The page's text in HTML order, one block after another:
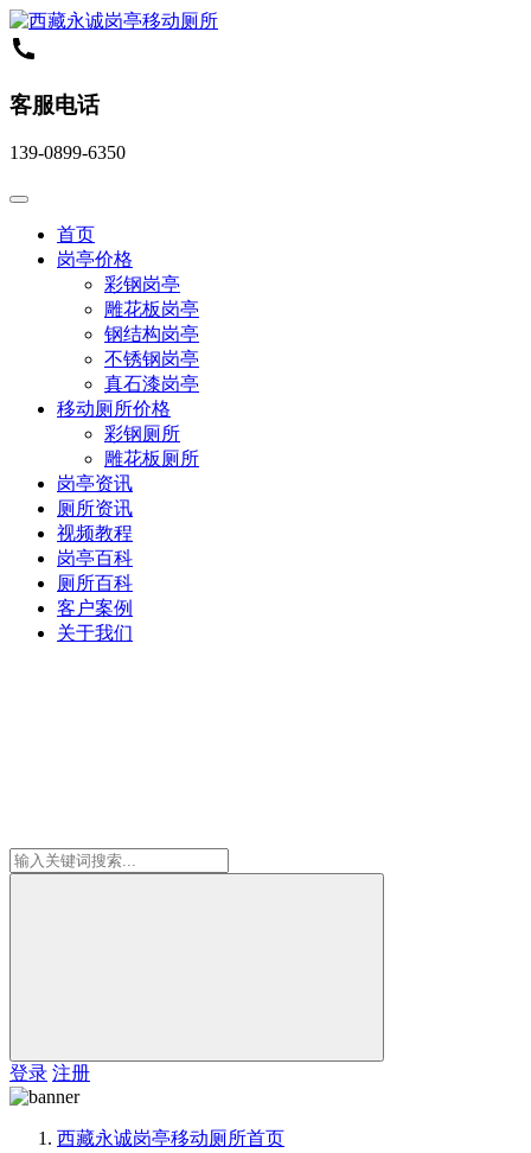
客服电话
139-0899-6350
首页
岗亭价格
彩钢岗亭
雕花板岗亭
钢结构岗亭
不锈钢岗亭
真石漆岗亭
移动厕所价格
彩钢厕所
雕花板厕所
岗亭资讯
厕所资讯
视频教程
岗亭百科
厕所百科
客户案例
关于我们
登录 注册
西藏永诚岗亭移动厕所首页